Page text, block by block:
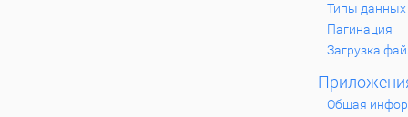
Типы данных
Пагинация
Загрузка
Общая